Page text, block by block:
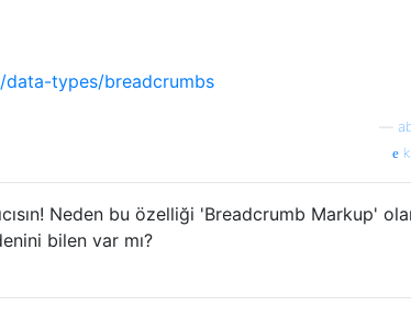
types/breadcrumbs
Neden bu özelliği 'Breadcrumb Markup'
bilen var mı?